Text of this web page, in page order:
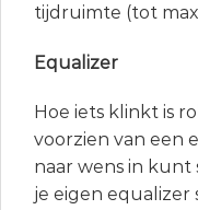
tijdruimte (tot
Equalizer
Hoe iets klinkt is
voorzien van een
naar wens in kunt
je eigen